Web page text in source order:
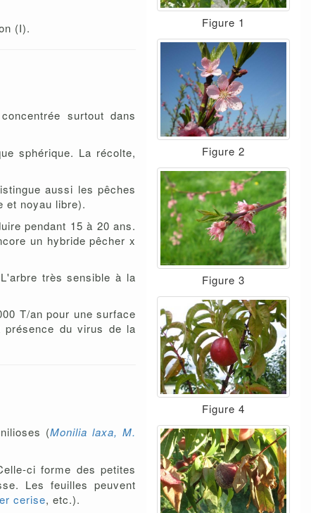
(I).
surtout dans
sphérique. La récolte,
aussi les pêches
et noyau libre).
pendant 15 à 20 ans.
un hybride pêcher x
très sensible à la
T/an pour une surface
du virus de la
(Monilia laxa, M.
ci forme des petites
Les feuilles peuvent
cerise, etc.).
Figure 1
Figure 2
Figure 3
Figure 4